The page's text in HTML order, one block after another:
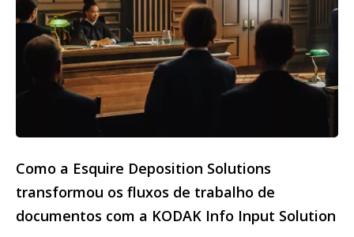
Como a Esquire Deposition Solutions
transformou os fluxos de trabalho de
documentos com a KODAK Info Input Solution